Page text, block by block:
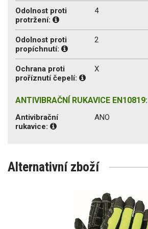
Odolnost proti
protržení:
4
Odolnost proti
propíchnutí:
2
Ochrana proti
proříznutí čepelí:
X
ANTIVIBRAČNÍ RUKAVICE EN10819:
Antivibrační
rukavice:
ANO
Alternativní zboží